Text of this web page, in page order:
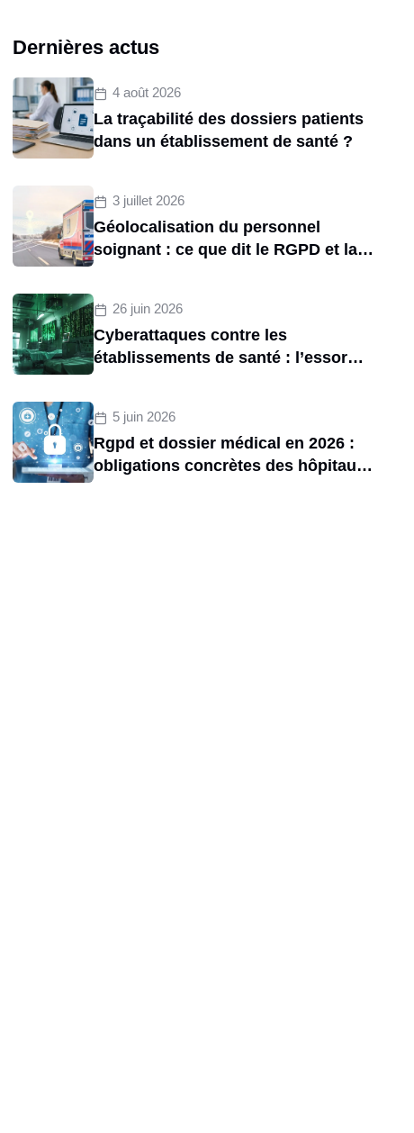
Dernières actus
4 août 2026
La traçabilité des dossiers patients
dans un établissement de santé ?
3 juillet 2026
Géolocalisation du personnel
soignant : ce que dit le RGPD et la
26 juin 2026
Cyberattaques contre les
établissements de santé : l’essor
5 juin 2026
Rgpd et dossier médical en 2026 :
obligations concrètes des hôpitaux